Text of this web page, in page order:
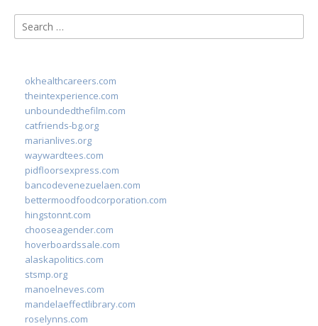
Search
for:
okhealthcareers.com
theintexperience.com
unboundedthefilm.com
catfriends-bg.org
marianlives.org
waywardtees.com
pidfloorsexpress.com
bancodevenezuelaen.com
bettermoodfoodcorporation.com
hingstonnt.com
chooseagender.com
hoverboardssale.com
alaskapolitics.com
stsmp.org
manoelneves.com
mandelaeffectlibrary.com
roselynns.com